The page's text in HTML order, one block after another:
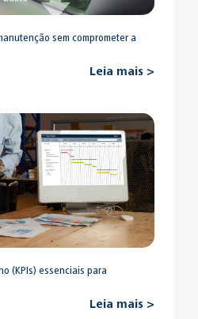
sem comprometer a
Leia mais >
(KPIs) essenciais para
Leia mais >